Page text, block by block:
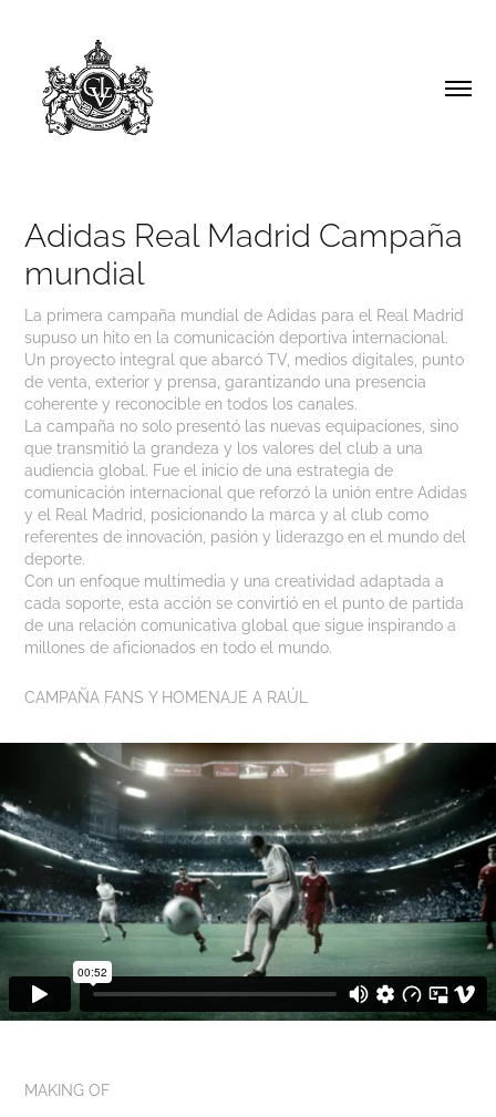
Adidas Real Madrid Campaña
mundial
La primera campaña mundial de Adidas para el Real Madrid
supuso un hito en la comunicación deportiva internacional.
Un proyecto integral que abarcó TV, medios digitales, punto
de venta, exterior y prensa, garantizando una presencia
coherente y reconocible en todos los canales.
La campaña no solo presentó las nuevas equipaciones, sino
que transmitió la grandeza y los valores del club a una
audiencia global. Fue el inicio de una estrategia de
comunicación internacional que reforzó la unión entre Adidas
y el Real Madrid, posicionando la marca y al club como
referentes de innovación, pasión y liderazgo en el mundo del
deporte.
Con un enfoque multimedia y una creatividad adaptada a
cada soporte, esta acción se convirtió en el punto de partida
de una relación comunicativa global que sigue inspirando a
millones de aficionados en todo el mundo.
CAMPAÑA FANS Y HOMENAJE A RAÚL
MAKING OF